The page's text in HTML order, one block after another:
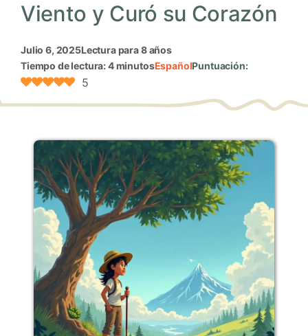
Viento y Curó su Corazón
julio 6, 2025Lectura para 8 años
Tiempo de lectura: 4 minutosEspañolPuntuación:
5